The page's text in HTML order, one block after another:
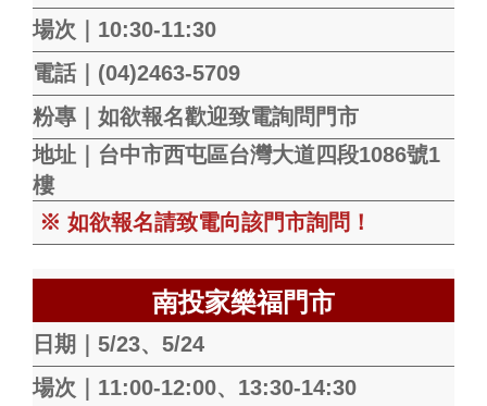
場次｜10:30-11:30
電話｜(04)2463-5709
粉專｜如欲報名歡迎致電詢問門市
地址｜ 台中市西屯區台灣大道四段1086號1
樓
※ 如欲報名請致電向該門市詢問！
南投家樂福門市
日期｜5/23、5/24
場次｜11:00-12:00、13:30-14:30